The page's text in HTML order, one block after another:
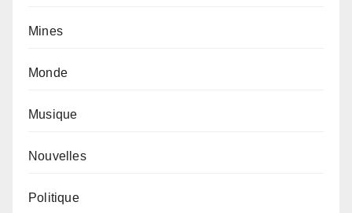
Mines
Monde
Musique
Nouvelles
Politique